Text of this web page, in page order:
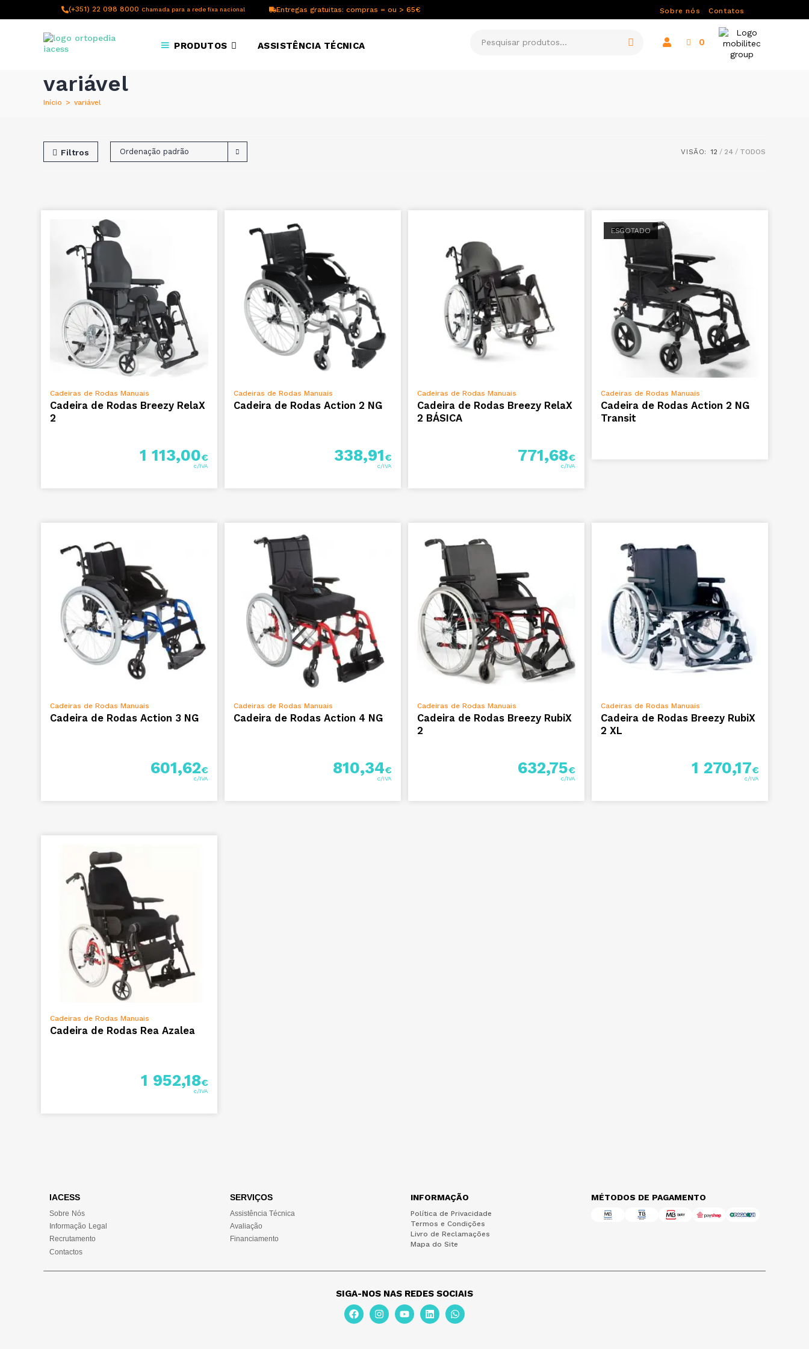
(+351) 22 098 8000 Chamada para a rede fixa nacional Entregas gratuitas: compras = ou > 65€ Sobre nós Contatos
0
PRODUTOS ASSISTÊNCIA TÉCNICA
variável
Início > variável
Filtros Ordenação padrão VISÃO: 12 24 TODOS
VER OPÇÕES
Cadeiras de Rodas Manuais
Cadeira de Rodas Breezy RelaX
2
1 113,00€
VER OPÇÕES
Cadeiras de Rodas Manuais
Cadeira de Rodas Action 2 NG
338,91€
VER OPÇÕES
Cadeiras de Rodas Manuais
Cadeira de Rodas Breezy RelaX
2 BÁSICA
771,68€
ESGOTADO
VER OPÇÕES
Cadeiras de Rodas Manuais
Cadeira de Rodas Action 2 NG
Transit
ADICIONAR
Cadeiras de Rodas Manuais
Cadeira de Rodas Action 3 NG
601,62€
ADICIONAR
Cadeiras de Rodas Manuais
Cadeira de Rodas Action 4 NG
810,34€
ADICIONAR
Cadeiras de Rodas Manuais
Cadeira de Rodas Breezy RubiX
2
632,75€
VER OPÇÕES
Cadeiras de Rodas Manuais
Cadeira de Rodas Breezy RubiX
2 XL
1 270,17€
ADICIONAR
Cadeiras de Rodas Manuais
Cadeira de Rodas Rea Azalea
1 952,18€
IACESS
Sobre Nós
Informação Legal
Recrutamento
Contactos
SERVIÇOS
Assistência Técnica
Avaliação
Financiamento
INFORMAÇÃO
Política de Privacidade
Termos e Condições
Livro de Reclamações
Mapa do Site
MÉTODOS DE PAGAMENTO
SIGA-NOS NAS REDES SOCIAIS